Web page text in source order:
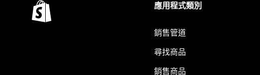
應用程式類別
銷售管道
尋找商品
銷售商品